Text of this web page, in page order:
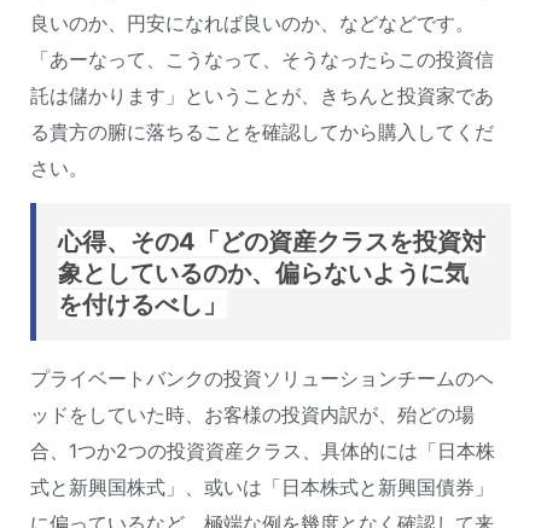
良いのか、円安になれば良いのか、などなどです。
「あーなって、こうなって、そうなったらこの投資信
託は儲かります」ということが、きちんと投資家であ
る貴方の腑に落ちることを確認してから購入してくだ
さい。
心得、その4「どの資産クラスを投資対
象としているのか、偏らないように気
を付けるべし」
プライベートバンクの投資ソリューションチームのヘ
ッドをしていた時、お客様の投資内訳が、殆どの場
合、1つか2つの投資資産クラス、具体的には「日本株
式と新興国株式」、或いは「日本株式と新興国債券」